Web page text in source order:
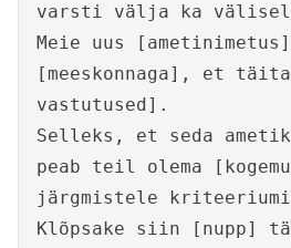
varsti välja ka
Meie uus
[meeskonnaga], et täita
vastutused].
Selleks, et seda
peab teil olema
järgmistele
Klõpsake siin [nupp]